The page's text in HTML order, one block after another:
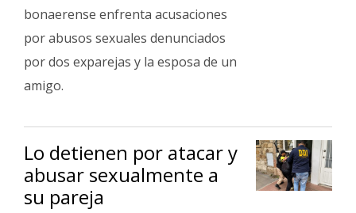
bonaerense enfrenta acusaciones
por abusos sexuales denunciados
por dos exparejas y la esposa de un
amigo.
Lo detienen por atacar y
abusar sexualmente a
su pareja